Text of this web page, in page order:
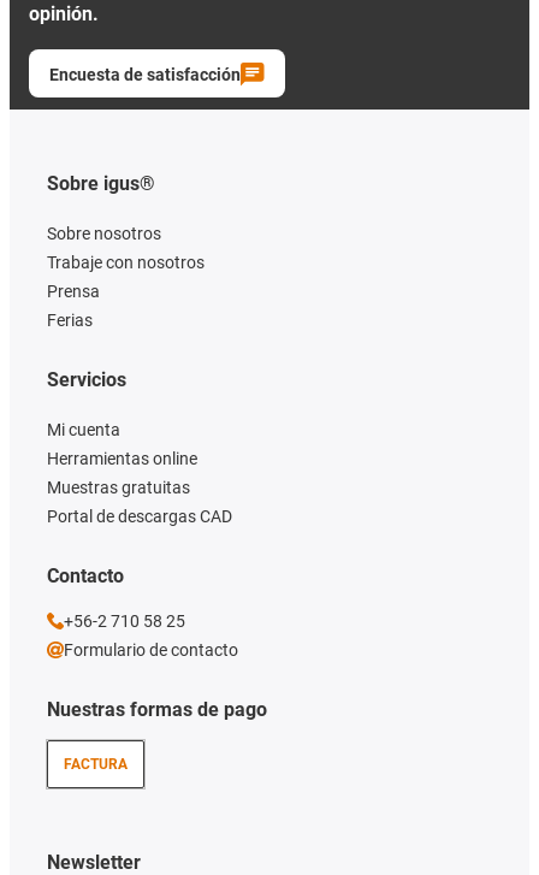
opinión.
Encuesta de satisfacción
Sobre igus®
Sobre nosotros
Trabaje con nosotros
Prensa
Ferias
Nuestras formas de pago
FACTURA
Servicios
Mi cuenta
Herramientas online
Muestras gratuitas
Portal de descargas CAD
Newsletter
Contacto
+56-2 710 58 25
Formulario de contacto